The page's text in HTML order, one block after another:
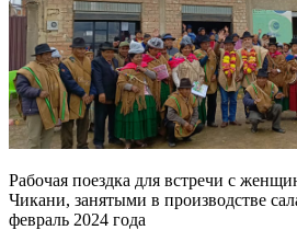
Рабочая поездка для встречи с
Чикани, занятыми в производстве
февраль 2024 года